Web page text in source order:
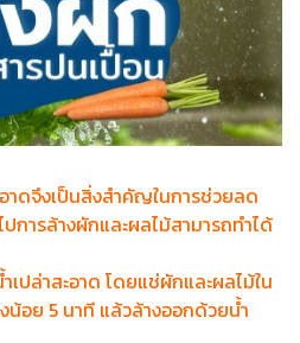
าดจึงเป็นสิ่งสำคัญในการช่วยลด
การล้างผักและผลไม้สามารถทำได้
เปล่าสะอาด โดยแช่ผักและผลไม้ใน
น้อย 5 นาที แล้วล้างออกด้วยน้ำ